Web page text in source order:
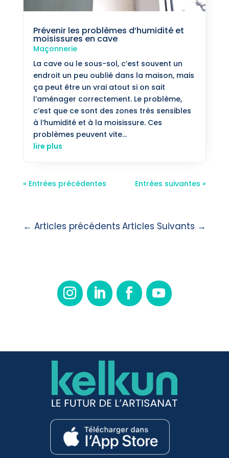
Prévenir les problèmes d’humidité et
moisissures en cave
Maçonnerie
La cave ou le sous-sol, c’est souvent un
endroit un peu oublié dans la maison, mais
ça peut être un vrai atout si on sait
l’aménager correctement. Le problème,
c’est que ce sont des zones très sensibles
à l’humidité et à la moisissure. Ces
problèmes peuvent vite...
lire plus
« Entrées précédentes Entrées suivantes »
← Articles précédents Articles Suivants →